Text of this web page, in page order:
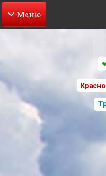
Перейти
содержанию